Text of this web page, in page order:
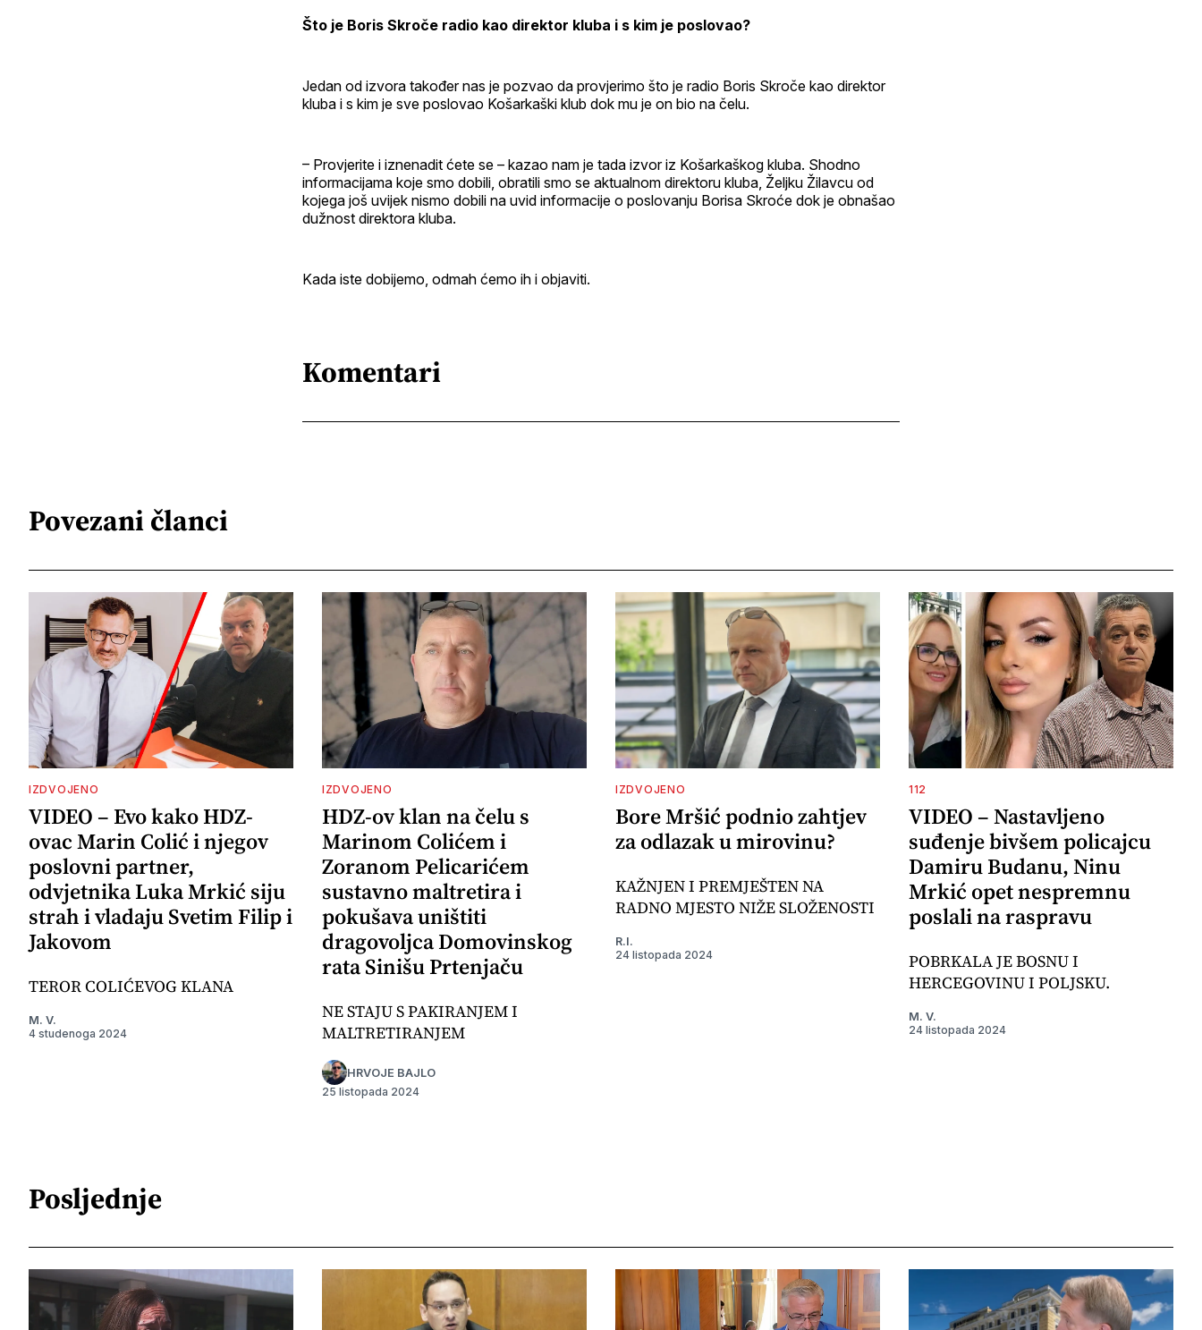
Što je Boris Skroče radio kao direktor kluba i s kim je poslovao?
Jedan od izvora također nas je pozvao da provjerimo što je radio Boris Skroče kao direktor
kluba i s kim je sve poslovao Košarkaški klub dok mu je on bio na čelu.
– Provjerite i iznenadit ćete se – kazao nam je tada izvor iz Košarkaškog kluba. Shodno
informacijama koje smo dobili, obratili smo se aktualnom direktoru kluba, Željku Žilavcu od
kojega još uvijek nismo dobili na uvid informacije o poslovanju Borisa Skroće dok je obnašao
dužnost direktora kluba.
Kada iste dobijemo, odmah ćemo ih i objaviti.
Komentari
Povezani članci
IZDVOJENO
VIDEO – Evo kako HDZ-
ovac Marin Colić i njegov
poslovni partner,
odvjetnika Luka Mrkić siju
strah i vladaju Svetim Filip i
Jakovom
TEROR COLIĆEVOG KLANA
M. V.
4 studenoga 2024
IZDVOJENO
HDZ-ov klan na čelu s
Marinom Colićem i
Zoranom Pelicarićem
sustavno maltretira i
pokušava uništiti
dragovoljca Domovinskog
rata Sinišu Prtenjaču
NE STAJU S PAKIRANJEM I
MALTRETIRANJEM
HRVOJE BAJLO
25 listopada 2024
IZDVOJENO
Bore Mršić podnio zahtjev
za odlazak u mirovinu?
KAŽNJEN I PREMJEŠTEN NA
RADNO MJESTO NIŽE SLOŽENOSTI
R.I.
24 listopada 2024
112
VIDEO – Nastavljeno
suđenje bivšem policajcu
Damiru Budanu, Ninu
Mrkić opet nespremnu
poslali na raspravu
POBRKALA JE BOSNU I
HERCEGOVINU I POLJSKU.
M. V.
24 listopada 2024
Posljednje